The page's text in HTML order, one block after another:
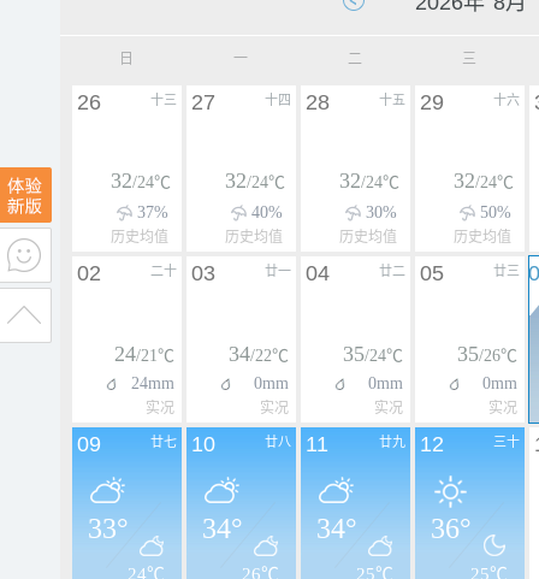
日 一 二 三
十三
26
32/24℃
37%
历史均值
十四
27
32/24℃
40%
历史均值
十五
28
32/24℃
30%
历史均值
十六
29
32/24℃
50%
历史均值
二十
02
24/21℃
24mm
实况
廿一
03
34/22℃
0mm
实况
廿二
04
35/24℃
0mm
实况
廿三
05
35/26℃
0mm
实况
廿七
09
33°
24℃
廿八
10
34°
26℃
廿九
11
34°
25℃
三十
12
36°
25℃